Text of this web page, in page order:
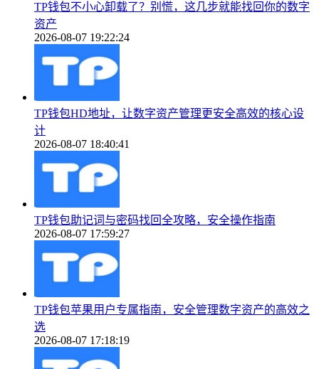
TP钱包不小心卸载了？别慌，这几步就能找回你的数字
资产
2026-08-07 19:22:24
TP钱包HD地址，让数字资产管理更安全高效的核心设
计
2026-08-07 18:40:41
TP钱包助记词与密码找回全攻略，安全操作指南
2026-08-07 17:59:27
TP钱包苹果用户专属指南，安全管理数字资产的高效之
选
2026-08-07 17:18:19